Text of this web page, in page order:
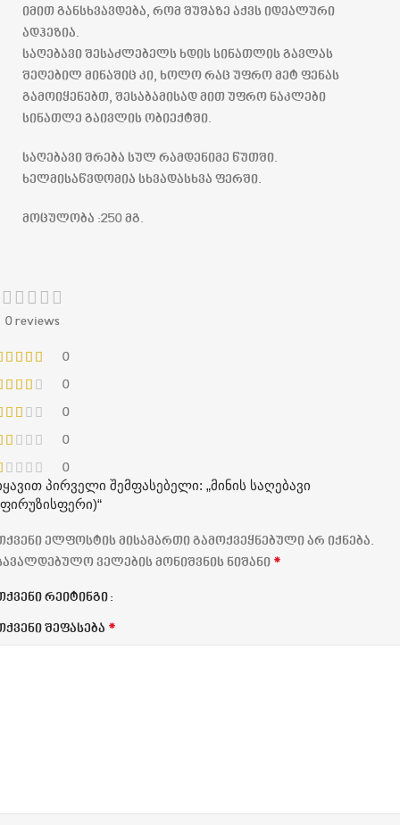
იმით განსხვავდება, რომ შუშაზე აქვს იდეალური
ადჰეზია.
საღებავი შესაძლებელს ხდის სინათლის გავლას
შეღებილ მინაშიც კი, ხოლო რაც უფრო მეტ ფენას
გამოიყენებთ, შესაბამისად მით უფრო ნაკლები
სინათლე გაივლის ობიექტში.
საღებავი შრება სულ რამდენიმე წუთში.
ხელმისაწვდომია სხვადასხვა ფერში.
მოცულობა :250 მგ.
0 reviews
0
0
0
0
0
პირველი შემფასებელი: „მინის საღებავი
ელფოსტის მისამართი გამოქვეყნებული არ იქნება.
ველების მონიშვნის ნიშანი *
რეიტინგი
შეფასება *